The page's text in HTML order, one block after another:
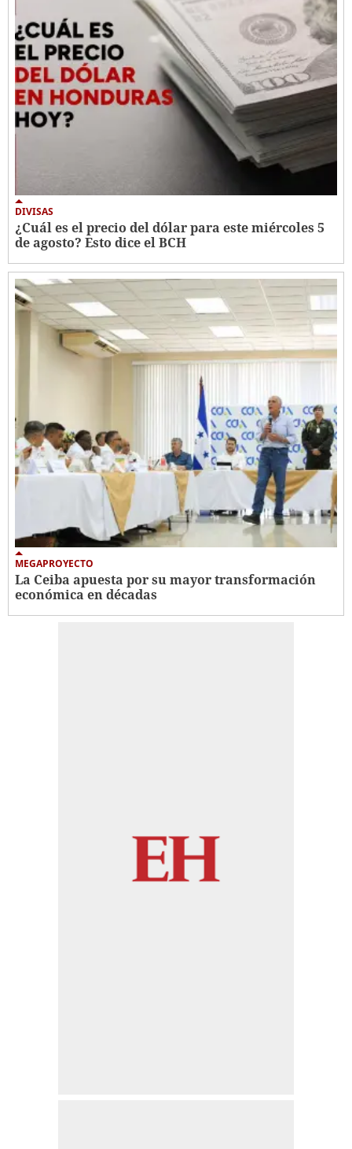
DIVISAS
¿Cuál es el precio del dólar para este miércoles 5
de agosto? Esto dice el BCH
MEGAPROYECTO
La Ceiba apuesta por su mayor transformación
económica en décadas